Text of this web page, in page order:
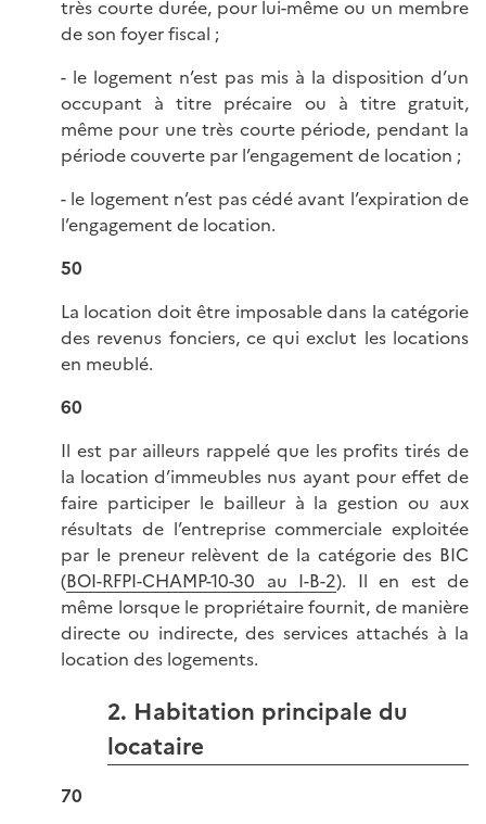
très courte durée, pour lui-même ou un membre
de son foyer fiscal ;
- le logement n’est pas mis à la disposition d’un
occupant à titre précaire ou à titre gratuit,
même pour une très courte période, pendant la
période couverte par l’engagement de location ;
- le logement n’est pas cédé avant l’expiration de
l’engagement de location.
50
La location doit être imposable dans la catégorie
des revenus fonciers, ce qui exclut les locations
en meublé.
60
Il est par ailleurs rappelé que les profits tirés de
la location d’immeubles nus ayant pour effet de
faire participer le bailleur à la gestion ou aux
résultats de l’entreprise commerciale exploitée
par le preneur relèvent de la catégorie des BIC
(BOI-RFPI-CHAMP-10-30 au I-B-2). Il en est de
même lorsque le propriétaire fournit, de manière
directe ou indirecte, des services attachés à la
location des logements.
2. Habitation principale du
locataire
70